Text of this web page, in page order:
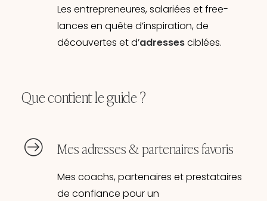
Les entrepreneures, salariées et free-
lances en quête d’inspiration, de
découvertes et d’adressesciblées.
Que contient le guide ?
Mes adresses & partenaires favoris
Mes coachs, partenaires et prestataires
de confiance pour un